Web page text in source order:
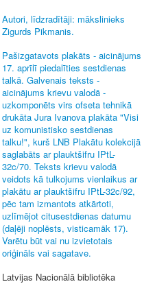
Autori, līdzradītāji: mākslinieks
Zigurds Pikmanis.
Pašizgatavots plakāts - aicinājums
17. aprīlī piedalīties sestdienas
talkā. Galvenais teksts -
aicinājums krievu valodā -
uzkomponēts virs ofseta tehnikā
drukāta Jura Ivanova plakāta "Visi
uz komunistisko sestdienas
talku!", kurš LNB Plakātu kolekcijā
saglabāts ar plauktšifru IPtL-
32c/70. Teksts krievu valodā
veidots kā tulkojums vienlaikus ar
plakātu ar plauktšifru IPtL-32c/92,
pēc tam izmantots atkārtoti,
uzlīmējot citusestdienas datumu
(daļēji noplēsts, visticamāk 17).
Varētu būt vai nu izvietotais
oriģināls vai sagatave.
Latvijas Nacionālā bibliotēka